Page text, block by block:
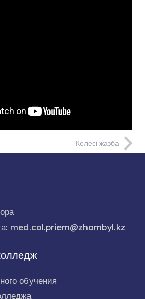
Келесі жазба
med.col.priem@zhambyl.kz
обучения